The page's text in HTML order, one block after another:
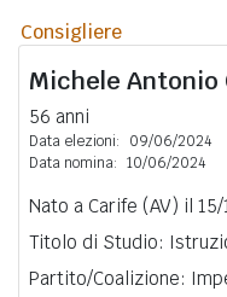
Consigliere
Michele Antonio
56 anni
Data elezioni:
09/06/2024
Data nomina: 10/06/2024
Nato a Carife (AV) il 15/
Titolo di Studio:
Partito/Coalizione: